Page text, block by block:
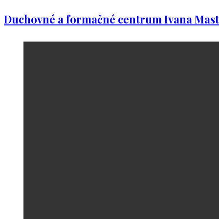
Duchovné a formačné centrum Ivana